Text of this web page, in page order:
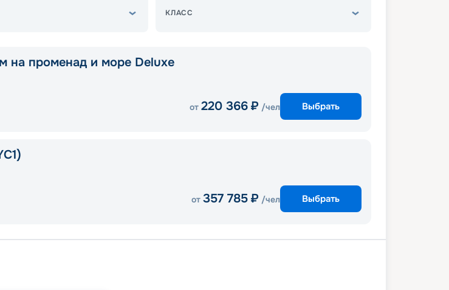
КЛАСС
на променад и море Deluxe
от 220 366 ₽ /чел Выбрать
от 357 785 ₽ /чел Выбрать